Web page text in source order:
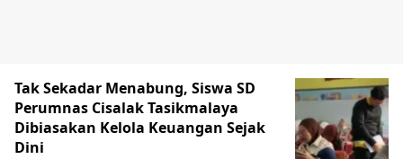
Tak Sekadar Menabung, Siswa SD
Perumnas Cisalak Tasikmalaya
Dibiasakan Kelola Keuangan Sejak
Dini